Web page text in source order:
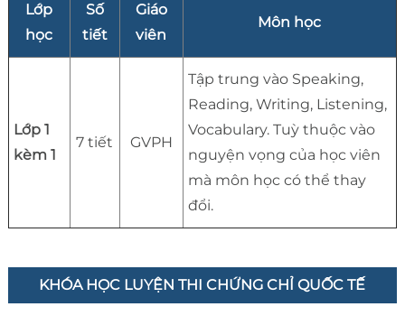
Lớp
học
Số
tiết
Giáo
viên
Môn học
Lớp 1
kèm 1
7 tiết GVPH
Tập trung vào Speaking,
Reading, Writing, Listening,
Vocabulary. Tuỳ thuộc vào
nguyện vọng của học viên
mà môn học có thể thay
đổi.
KHÓA HỌC LUYỆN THI CHỨNG CHỈ QUỐC TẾ